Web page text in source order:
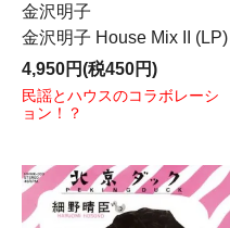
金沢明子
金沢明子 House Mix II (LP)
4,950円(税450円)
民謡とハウスのコラボレーシ
ョン！？